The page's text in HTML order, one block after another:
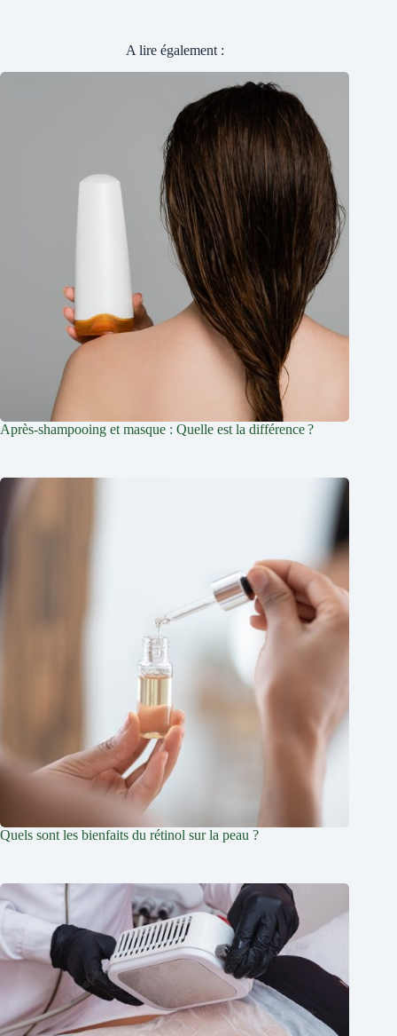
A lire également :
Après-shampooing et masque : Quelle est la différence ?
Quels sont les bienfaits du rétinol sur la peau ?